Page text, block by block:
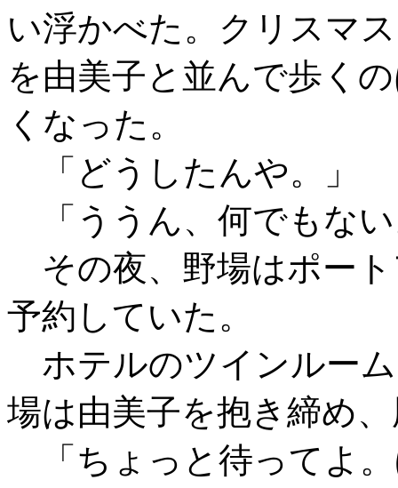
い浮かべた。クリスマ
を由美子と並んで歩く
くなった。
「どうしたんや。」
「ううん、何でもな
その夜、野場はポー
予約していた。
ホテルのツインルー
場は由美子を抱き締め
「ちょっと待ってよ